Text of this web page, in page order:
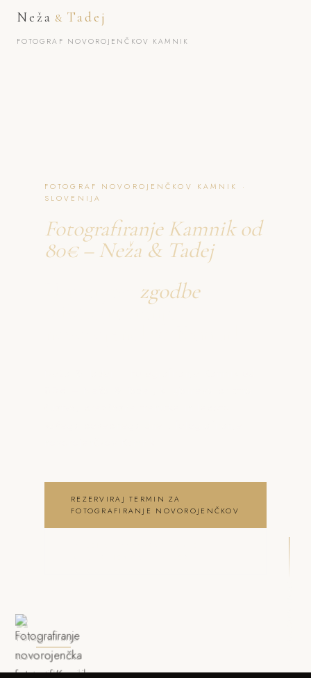
Neža & Tadej
FOTOGRAF NOVOROJENČKOV KAMNIK
FOTOGRAF NOVOROJENČKOV KAMNIK ·
SLOVENIJA
Fotografiranje Kamnik od
80€ – Neža & Tadej
zgodbe
o fotografiranje
REZERVIRAJ TERMIN ZA
FOTOGRAFIRANJE NOVOROJENČKOV